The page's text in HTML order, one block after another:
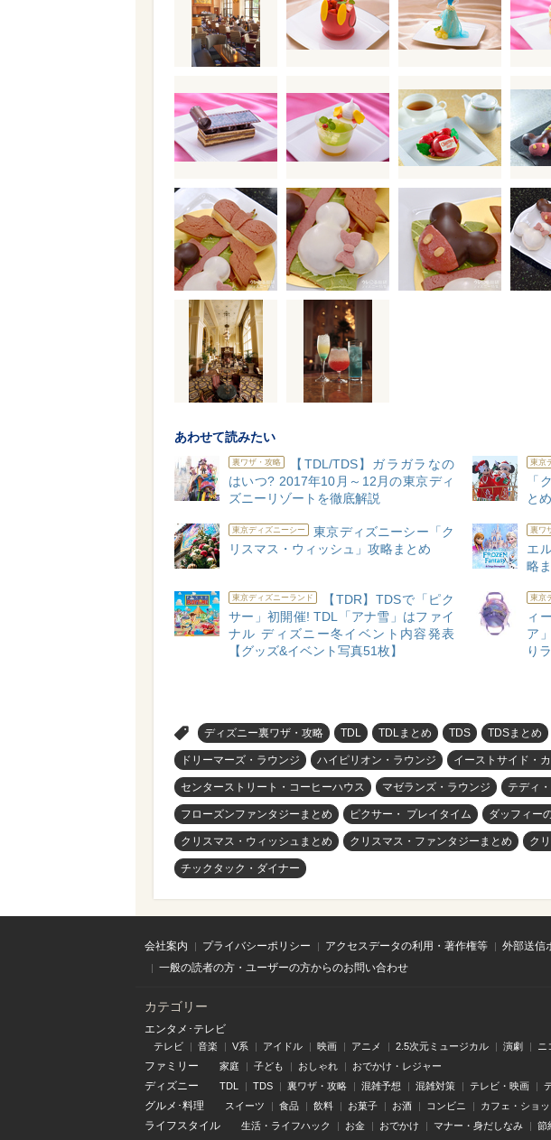
あわせて読みたい
裏ワザ・攻略
【TDL/TDS】ガラガラなの
はいつ? 2017年10月～12月の東京ディ
ズニーリゾートを徹底解説
東京
「
とめ
東京ディズニーシー
東京ディズニーシー「ク
リスマス・ウィッシュ」攻略まとめ
裏ワ
エ
略
東京ディズニーランド
【TDR】TDSで「ピク
サー」初開催! TDL「アナ雪」はファイ
ナル ディズニー冬イベント内容発表
【グッズ&イベント写真51枚】
東京
ィ
ア
り
ディズニー裏ワザ・攻略 TDL TDLまとめ TDS TDSまとめ
ドリーマーズ・ラウンジ ハイピリオン・ラウンジ イーストサイド・
センターストリート・コーヒーハウス マゼランズ・ラウンジ テディ
フローズンファンタジーまとめ ピクサー・ プレイタイム ダッフィー
クリスマス・ウィッシュまとめ クリスマス・ファンタジーまとめ ク
チックタック・ダイナー
会社案内 プライバシーポリシー アクセスデータの利用・著作権等 外部送信
一般の読者の方・ユーザーの方からのお問い合わせ
カテゴリー
エンタメ･テレビ
テレビ 音楽 V系 アイドル 映画 アニメ 2.5次元ミュージカル 演劇 ニ
ファミリー 家庭 子ども おしゃれ おでかけ・レジャー
ディズニー TDL TDS 裏ワザ・攻略 混雑予想 混雑対策 テレビ・映画
グルメ･料理 スイーツ 食品 飲料 お菓子 お酒 コンビニ カフェ・ショ
ライフスタイル 生活・ライフハック お金 おでかけ マナー・身だしなみ 節